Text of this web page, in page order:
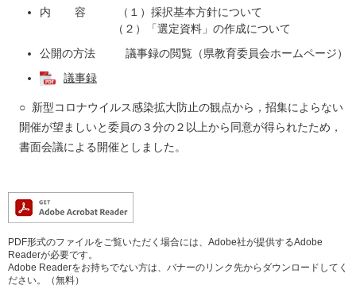
内 容 （１）採択基本方針について
（２）「選定資料」の作成について
公開の方法 議事録の閲覧（県教育委員会ホームページ）
議事録
○ 新型コロナウイルス感染拡大防止の観点から，招集によらない
開催が望ましいと委員の３分の２以上から同意が得られたため，
書面会議による開催としました。
PDF形式のファイルをご覧いただく場合には、Adobe社が提供するAdobe
Readerが必要です。
Adobe Readerをお持ちでない方は、バナーのリンク先からダウンロードしてく
ださい。（無料）